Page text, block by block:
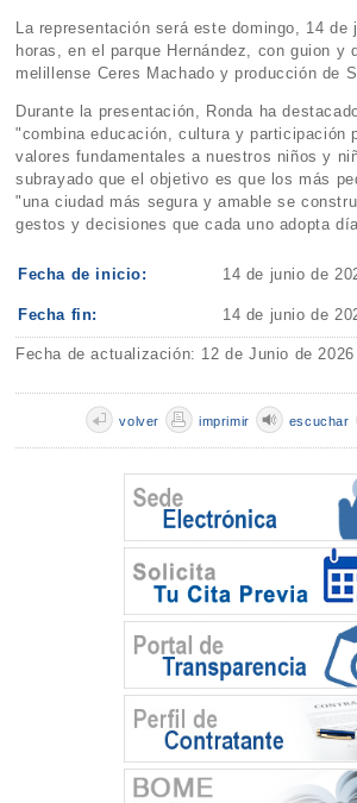
La representación será este domingo, 14 de
horas, en el parque Hernández, con guion y
melillense Ceres Machado y producción de
Durante la presentación, Ronda ha
"combina educación, cultura y participación
valores fundamentales a nuestros niños y
subrayado que el objetivo es que los más
"una ciudad más segura y amable se
gestos y decisiones que cada uno adopta
Fecha de inicio: 14 de junio de
Fecha fin: 14 de junio de
Fecha de actualización: 12 de Junio de 2026
escuchar
imprimir
volver